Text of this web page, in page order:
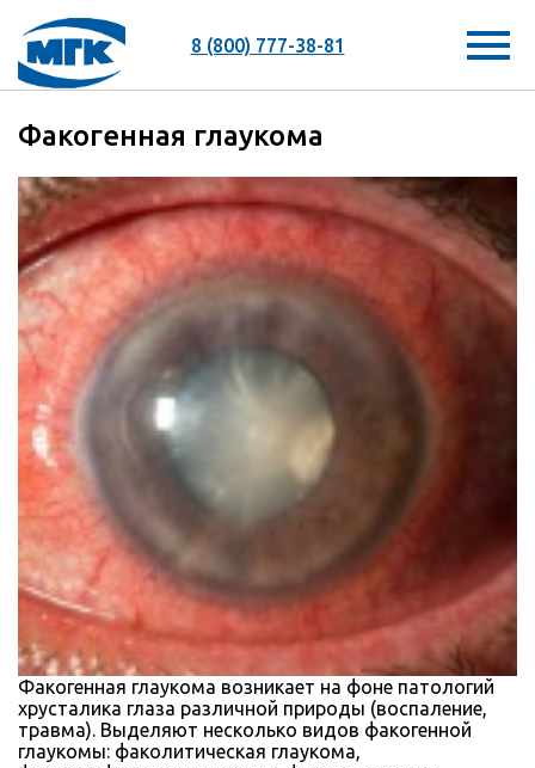
8 (800) 777-38-81
Факогенная глаукома
Факогенная глаукома возникает на фоне патологий
хрусталика глаза различной природы (воспаление,
травма). Выделяют несколько видов факогенной
глаукомы: факолитическая глаукома,